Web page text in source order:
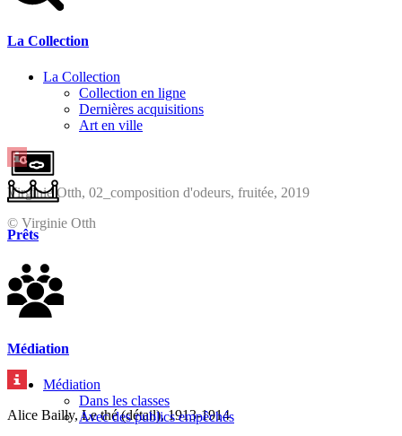
Virginie Otth, 02_composition d'odeurs, fruitée, 2019
© Virginie Otth
Alice Bailly, Le thé (détail), 1913-1914
La Collection
La Collection
Collection en ligne
Dernières acquisitions
Art en ville
Prêts
Médiation
Médiation
Dans les classes
Avec des publics empêchés